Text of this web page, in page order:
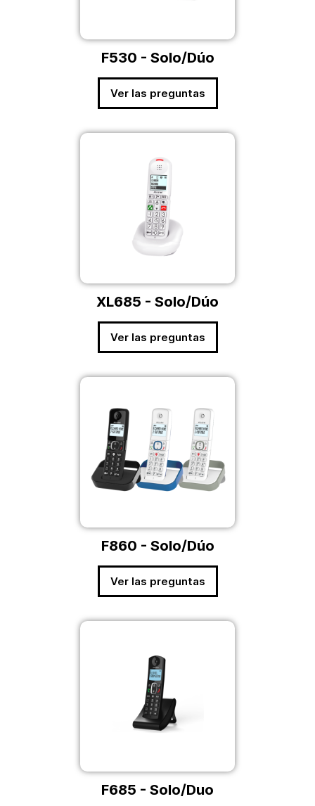
F530 - Solo/Dúo
Ver las preguntas
XL685 - Solo/Dúo
Ver las preguntas
F860 - Solo/Dúo
Ver las preguntas
F685 - Solo/Duo